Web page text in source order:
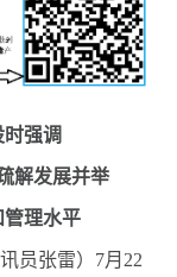
强调
解发展并举
理水平
员张雷）7月22